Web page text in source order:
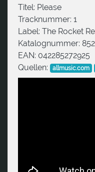
Titel: Please
Tracknummer: 1
Label: The Rocket
Katalognummer:
EAN: 042285272925
Quellen:
allmusic.com